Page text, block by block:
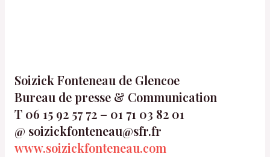
Soizick Fonteneau de Glencoe
Bureau de presse & Communication
T 06 15 92 57 72 – 01 71 03 82 01
@ soizickfonteneau@sfr.fr
www.soizickfonteneau.com